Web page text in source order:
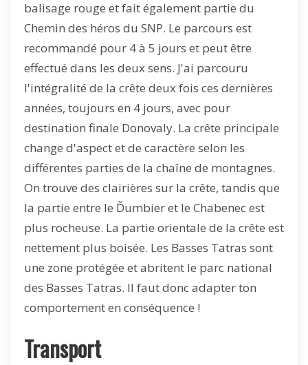
balisage rouge et fait également partie du
Chemin des héros du SNP. Le parcours est
recommandé pour 4 à 5 jours et peut être
effectué dans les deux sens. J'ai parcouru
l'intégralité de la crête deux fois ces dernières
années, toujours en 4 jours, avec pour
destination finale Donovaly. La crête principale
change d'aspect et de caractère selon les
différentes parties de la chaîne de montagnes.
On trouve des clairières sur la crête, tandis que
la partie entre le Ďumbier et le Chabenec est
plus rocheuse. La partie orientale de la crête est
nettement plus boisée. Les Basses Tatras sont
une zone protégée et abritent le parc national
des Basses Tatras. Il faut donc adapter ton
comportement en conséquence !
Transport